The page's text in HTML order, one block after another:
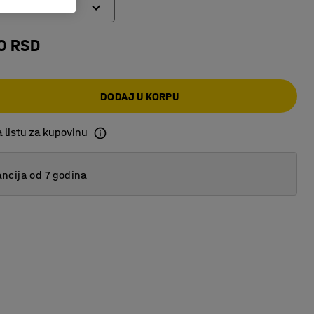
RSD
DODAJ U KORPU
listu za kupovinu
od 7 godina